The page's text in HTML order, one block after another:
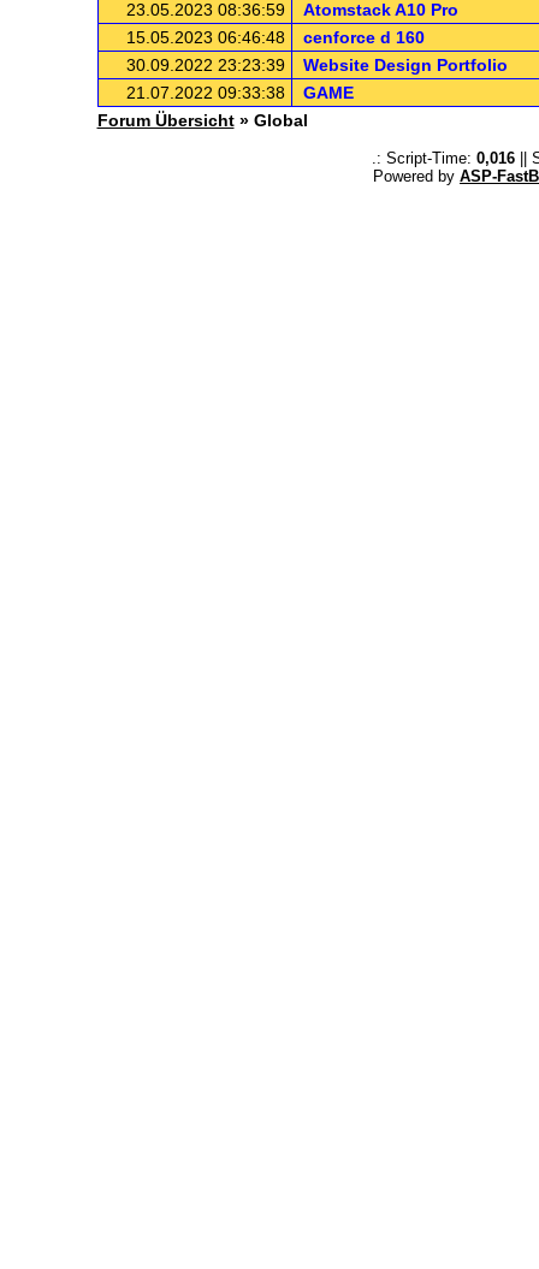
23.05.2023 08:36:59
Atomstack A10 Pro
15.05.2023 06:46:48
cenforce d 160
30.09.2022 23:23:39
Website Design Portfolio
21.07.2022 09:33:38
GAME
Forum Übersicht» Global
.: Script-Time: 0,016||
Powered by ASP-